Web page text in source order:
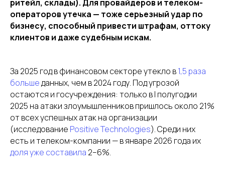
ритейл, склады). Для провайдеров и телеком-
операторов утечка — тоже серьезный удар по
бизнесу, способный привести штрафам, оттоку
клиентов и даже судебным искам.
За 2025 год в финансовом секторе утекло в1,5 раза
большеданных, чем в 2024 году. Под угрозой
остаются и госучреждения: только в I полугодии
2025 на атаки злоумышленников пришлось около 21%
от всех успешных атак на организации
(исследование Positive Technologies). Среди них
есть и телеком-компании — в январе 2026 года их
доля уже составила 2–6%.